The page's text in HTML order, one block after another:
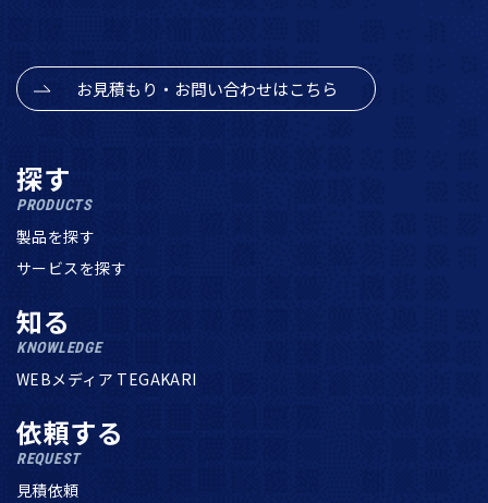
お見積もり・お問い合わせはこちら
探す
PRODUCTS
製品を探す
サービスを探す
知る
KNOWLEDGE
WEBメディア TEGAKARI
依頼する
REQUEST
見積依頼